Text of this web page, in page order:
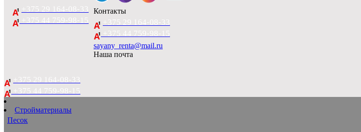
+375 29 164-08-33
+375 44 759-98-15
Контакты
+375 29 164-08-33
+375 44 759-98-15
sayany_renta@mail.ru
Наша почта
+375 29 164-08-33
+375 44 759-98-15
Стройматериалы
Песок